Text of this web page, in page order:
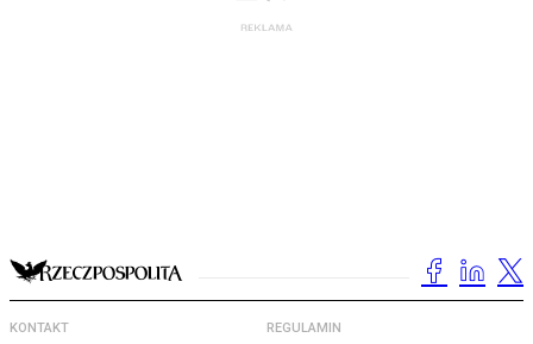
KONTAKT REGULAMIN